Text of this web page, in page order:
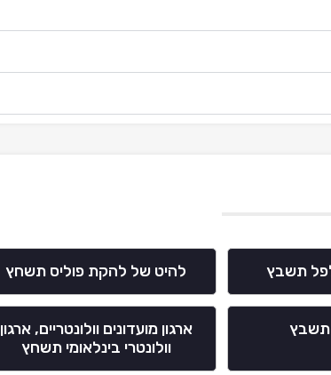
תשבץ להיט של להקת פוליס תשחץ
תשבץ
ארגון מועדונים וולונטריים, ארגון
וולונטרי בינלאומי תשחץ